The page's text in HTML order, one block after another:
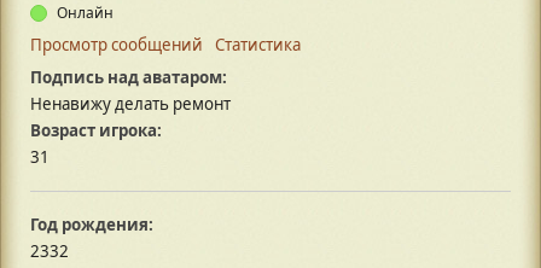
Онлайн
Просмотр сообщений
Статистика
Подпись над аватаром:
Ненавижу делать ремонт
Возраст игрока:
31
Год рождения:
2332